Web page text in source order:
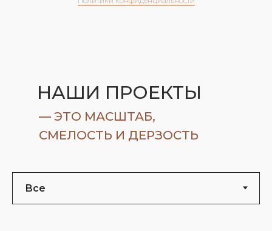
НАШИ ПРОЕКТЫ
— ЭТО МАСШТАБ,
СМЕЛОСТЬ И ДЕРЗОСТЬ